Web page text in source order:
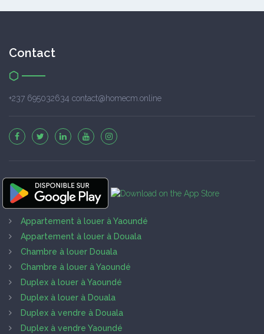
Contact
+237 695032634 contact@homecm.online
Appartement à louer à Yaoundé
Appartement à louer à Douala
Chambre à louer Douala
Chambre à louer à Yaoundé
Duplex à louer à Yaoundé
Duplex à louer à Douala
Duplex à vendre à Douala
Duplex à vendre Yaoundé